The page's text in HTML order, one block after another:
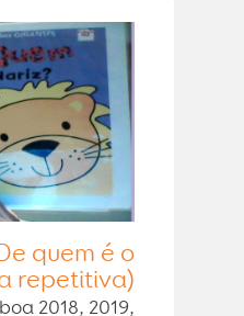
quem é o
repetitiva)
2018, 2019,